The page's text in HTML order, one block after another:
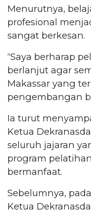
Menurutnya,
profesional
sangat berkesan.
“Saya berharap
berlanjut agar
Makassar yang
pengembangan
Ia turut
Ketua
seluruh jajaran
program
bermanfaat.
Sebelumnya,
Ketua